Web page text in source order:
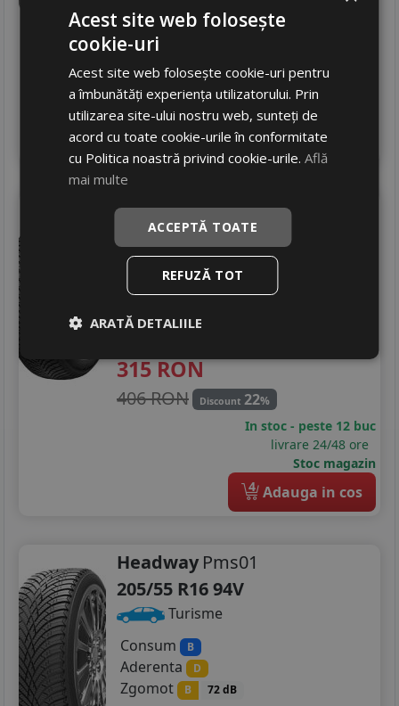
245RON
381 RON
In stoc - peste 12 buc
livrare 24/48 ore
Stoc magazin
4 Adauga in cos
LaufennLh71 g fit 4s
205/55 R16 91H
Turisme
Consum D
Aderenta B
315RON
406 RON Discount 22%
In stoc - peste 12 buc
livrare 24/48 ore
Stoc magazin
4 Adauga in cos
Headway Pms01
205/55 R16 94V
Turisme
Consum
B
Aderenta D
Zgomot B 72 dB
Acest site web folosește
cookie-uri
Acest site web folosește cookie-uri pentru
a îmbunătăți experiența utilizatorului. Prin
utilizarea site-ului nostru web, sunteți de
acord cu toate cookie-urile în conformitate
cu Politica noastră privind cookie-urile.Află
mai multe
ACCEPTĂ TOATE
REFUZĂ TOT
ARATĂ DETALIILE